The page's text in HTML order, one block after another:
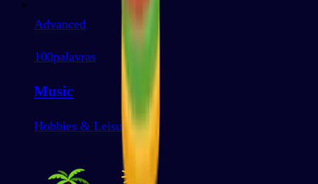
Advanced
100palavras
Music
Hobbies & Leisure